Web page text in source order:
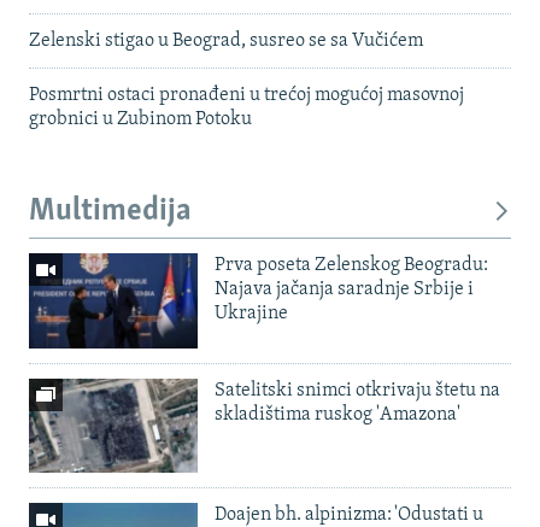
Zelenski stigao u Beograd, susreo se sa Vučićem
Posmrtni ostaci pronađeni u trećoj mogućoj masovnoj
grobnici u Zubinom Potoku
Multimedija
Prva poseta Zelenskog Beogradu:
Najava jačanja saradnje Srbije i
Ukrajine
Satelitski snimci otkrivaju štetu na
skladištima ruskog 'Amazona'
Doajen bh. alpinizma: 'Odustati u